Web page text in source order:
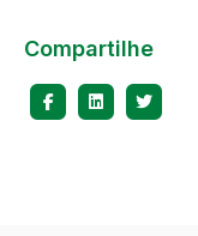
Compartilhe